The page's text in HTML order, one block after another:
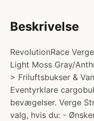
Beskrivelse
RevolutionRace
Light Moss Gray/
> Friluftsbukser &
Eventyrklare
bevægelser. Verge
valg, hvis du: -